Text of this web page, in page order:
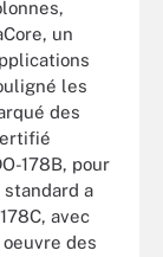
un
les
des
178B, pour
standard a
avec
des